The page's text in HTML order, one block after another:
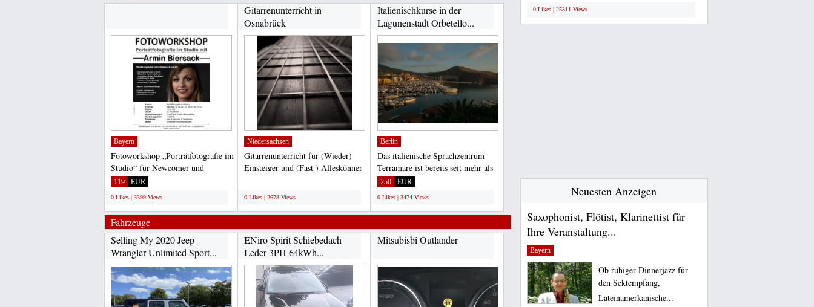
Bayern
Fotoworkshop „Porträtfotografie im
Studio“ für Newcomer und
Anfänger FOTOWORKSHOP...
119 EUR
0 Likes | 3399 Views
Gitarrenunterrícht in
Osnabrück
Niedersachsen
Gitarrenunterricht für (Wieder)
Einsteiger und (Fast ) Alleskönner
0 Likes | 2678 Views
Italienischkurse in der
Lagunenstadt Orbetello...
Berlin
Das italienische Sprachzentrum
Terramare ist bereits seit mehr als
20 Jahren auf...
250 EUR
0 Likes | 3474 Views
Fahrzeuge
Selling My 2020 Jeep
Wrangler Unlimited Sport...
ENiro Spirit Schiebedach
Leder 3PH 64kWh...
Mitsubisbi Outlander
0 Likes | 25311 Views
Neuesten Anzeigen
Saxophonist, Flötist, Klarinettist für
Ihre Veranstaltung...
Bayern
Ob ruhiger Dinnerjazz für
den Sektempfang,
Lateinamerkanische...